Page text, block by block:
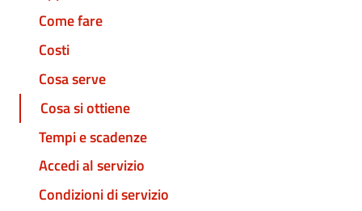
Come fare
Costi
Cosa serve
Cosa si ottiene
Tempi e scadenze
Accedi al servizio
Condizioni di servizio